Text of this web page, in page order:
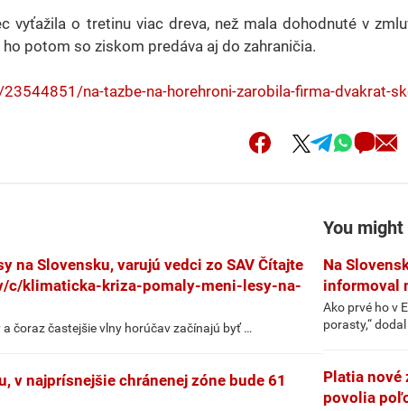
vyťažila o tretinu viac dreva, než mala dohodnuté v
potom so ziskom predáva aj do zahraničia.
na-tazbe-na-horehroni-zarobila-firma-dvakrat-
na Slovensku, varujú vedci zo SAV Čítajte
c/klimaticka-kriza-pomaly-meni-lesy-na-
čoraz častejšie vlny horúčav začínajú byť …
v najprísnejšie chránenej zóne bude 61
You
Na
informoval
Ako prvé ho v
porasty,“
Platia nové
povolia